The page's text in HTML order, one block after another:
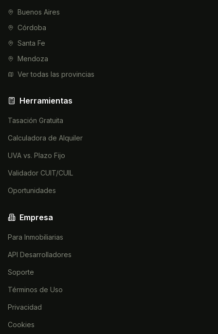
Buenos Aires
Córdoba
Santa Fe
Mendoza
Ver todas las provincias
Herramientas
Tasación Gratuita
Calculadora de Alquiler
UVA vs. Plazo Fijo
Validador CUIT/CUIL
Oportunidades
Empresa
Para Inmobiliarias
API Desarrolladores
Soporte
Términos de Uso
Privacidad
Cookies